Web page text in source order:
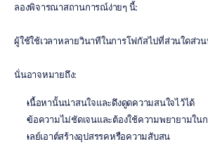
ลองพิจารณาสถานการณ์ง่ายๆ นี้:
ผู้ใช้ใช้เวลาหลายวินาทีในการโฟกัสไปที่ส่วนใดส่ว
นั่นอาจหมายถึง:
เนื้อหานั้นน่าสนใจและดึงดูดความสนใจไว้ได้
ข้อความไม่ชัดเจนและต้องใช้ความพยายามใน
เลย์เอาต์สร้างอุปสรรคหรือความสับสน